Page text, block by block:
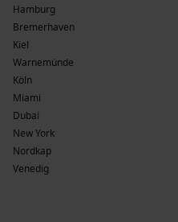
Hamburg
Bremerhaven
Kiel
Warnemünde
Köln
Miami
Dubai
New York
Nordkap
Venedig